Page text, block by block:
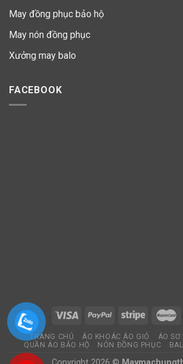
May đồng phục bảo hộ
May nón đồng phục
Xưởng may balo
FACEBOOK
TRANG CHỦ ÁO KHOÁC ÁO GIÓ ÁO SƠ
QUẦN ÁO BẢO HỘ
NÓN ĐỒNG PHỤC